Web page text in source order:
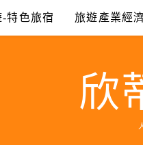
-特色旅宿 旅遊產業經
欣